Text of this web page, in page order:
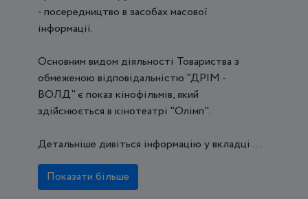
- посередництво в засобах масової
інформації.
Основним видом діяльності Товариства з
обмеженою відповідальністю "ДРІМ -
ВОЛД" є показ кінофільмів, який
здійснюється в кінотеатрі "Олімп".
Детальніше дивіться інформацію у вкладці ...
Показати більше